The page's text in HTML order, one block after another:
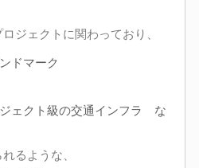
ジェクトに関わっており、
ドマーク
ェクト級の交通インフラ な
るような、